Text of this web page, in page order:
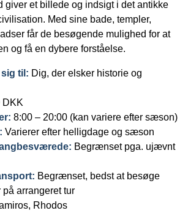
giver et billede og indsigt i det antikke
Med sine bade, templer,
får de besøgende mulighed for at
og få en dybere forståelse.
til: Dig, der elsker historie og
DKK
8:00 – 20:00 (kan variere efter sæson)
Varierer efter helligdage og sæson
Begrænset pga. ujævnt
Begrænset, bedst at besøge
arrangeret tur
Rhodos